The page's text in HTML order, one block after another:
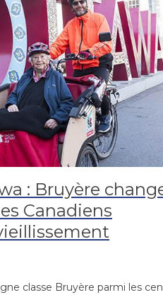
: Bruyère
Canadiens
classe Bruyère parmi les